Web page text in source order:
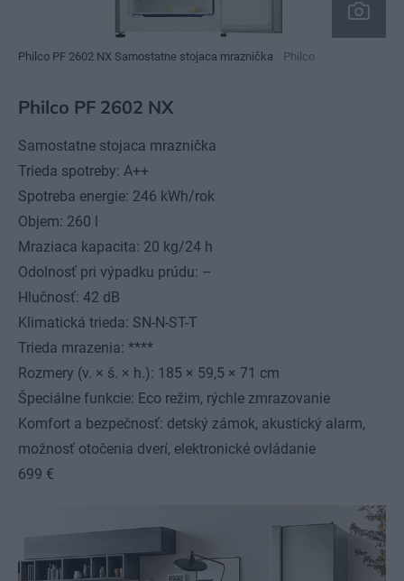
Philco PF 2602 NX Samostatne stojaca mraznička Philco
Philco PF 2602 NX
Samostatne stojaca mraznička
Trieda spotreby: A++
Spotreba energie: 246 kWh/rok
Objem: 260 l
Mraziaca kapacita: 20 kg/24 h
Odolnosť pri výpadku prúdu: –
Hlučnosť: 42 dB
Klimatická trieda: SN-N-ST-T
Trieda mrazenia: ****
Rozmery (v. × š. × h.): 185 × 59,5 × 71 cm
Špeciálne funkcie: Eco režim, rýchle zmrazovanie
Komfort a bezpečnosť: detský zámok, akustický alarm,
možnosť otočenia dverí, elektronické ovládanie
699 €